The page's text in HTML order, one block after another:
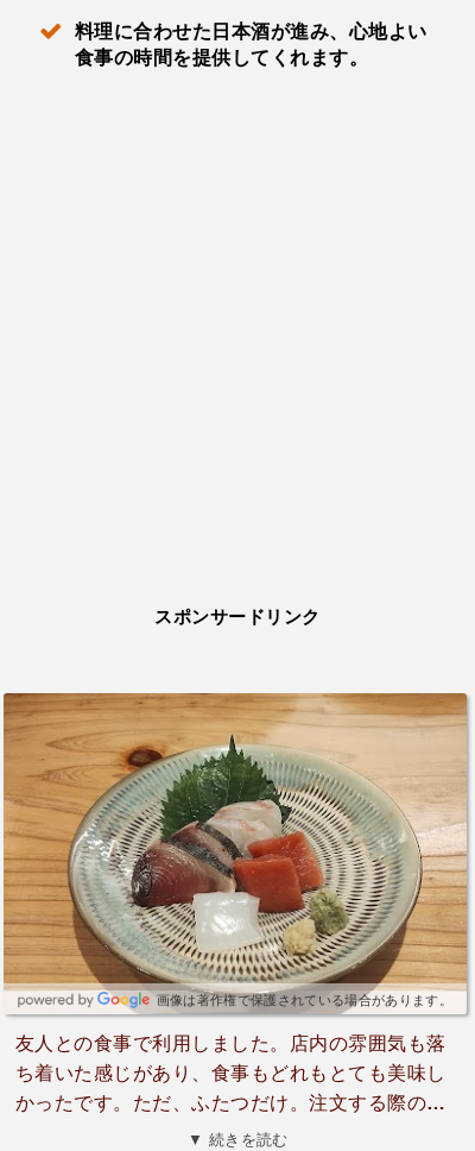
料理に合わせた日本酒が進み、心地よい
食事の時間を提供してくれます。
スポンサードリンク
画像は著作権で保護されている場合があります。
友人との食事で利用しました。店内の雰囲気も落
ち着いた感じがあり、食事もどれもとても美味し
かったです。ただ、ふたつだけ。注文する際のス
タッフを都度呼ぶか来るのを待つと言うところと
▼ 続きを読む